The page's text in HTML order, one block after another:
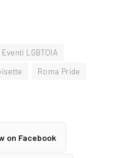
Eventi LGBTQIA
Roma Pride
on Facebook